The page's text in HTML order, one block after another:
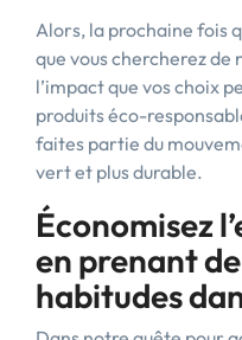
Alors, la prochaine fois
que vous chercherez de
l’impact que vos choix
produits éco-
faites partie du
vert et plus durable.
Économisez
en prenant
habitudes